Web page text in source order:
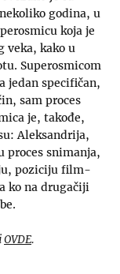
godina, u
koja je
veka, kako u
Superosmicom
jedan specifičan,
sam proces
je, takođe,
Aleksandrija,
proces snimanja,
poziciju film-
ko na drugačiji
OVDE.